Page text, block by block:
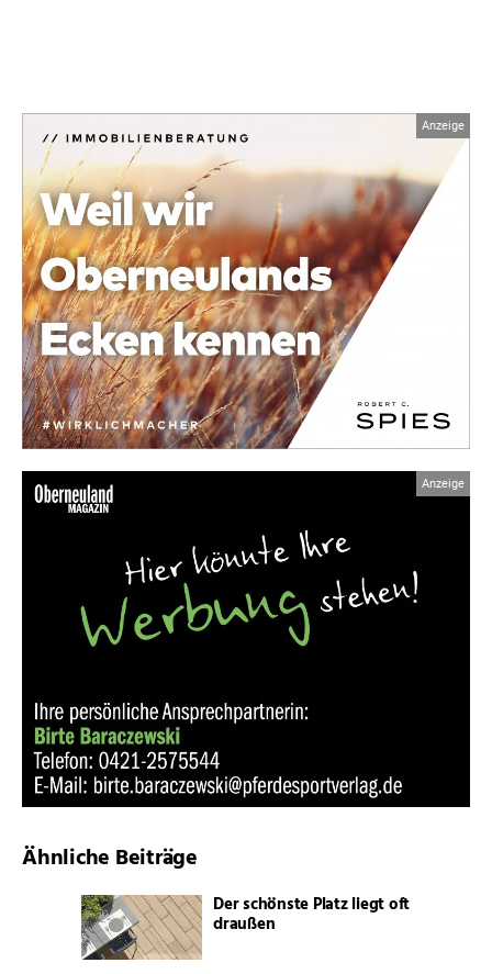
Ähnliche Beiträge
Der schönste Platz liegt oft
draußen